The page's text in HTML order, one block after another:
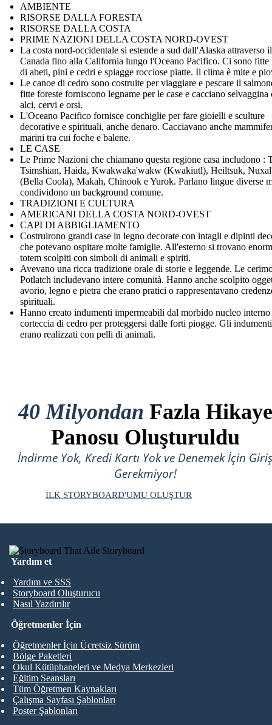
AMBIENTE
RISORSE DALLA FORESTA
RISORSE DALLA COSTA
PRIME NAZIONI DELLA COSTA NORD-OVEST
La costa nord-occidentale si estende a sud dall'Alaska attraverso il
Canada fino alla California lungo l'Oceano Pacifico. Ci sono fitte
di abeti, pini e cedri e spiagge rocciose piatte. Il clima è mite e
Le canoe di cedro sono costruite per viaggiare e pescare il
fitte foreste forniscono legname per le case e cacciano selvaggina
alci, cervi e orsi.
L'Oceano Pacifico fornisce conchiglie per fare gioielli e sculture
decorative e spirituali, anche denaro. Cacciavano anche
marini tra cui foche e balene.
LE CASE
Le Prime Nazioni che chiamano questa regione casa includono :
Tsimshian, Haida, Kwakwaka'wakw (Kwakiutl), Heiltsuk,
(Bella Coola), Makah, Chinook e Yurok. Parlano lingue diverse
condividono un background comune.
TRADIZIONI E CULTURA
AMERICANI DELLA COSTA NORD-OVEST
CAPI DI ABBIGLIAMENTO
Costruirono grandi case in legno decorate con intagli e dipinti
che potevano ospitare molte famiglie. All'esterno si trovano
totem scolpiti con simboli di animali e spiriti.
Avevano una ricca tradizione orale di storie e leggende. Le
Potlatch includevano intere comunità. Hanno anche scolpito
avorio, legno e pietra che erano pratici o rappresentavano
spirituali.
Hanno creato indumenti impermeabili dal morbido nucleo
corteccia di cedro per proteggersi dalle forti piogge. Gli
erano realizzati con pelli di animali.
40 Milyondan Fazla Hikaye
Panosu Oluşturuldu
İndirme Yok, Kredi Kartı Yok ve Denemek İçin Giriş
Gerekmiyor!
İLK STORYBOARD'UMU OLUŞTUR
Yardım et
Yardım ve SSS
Storyboard Oluşturucu
Nasıl Yazdırılır
Öğretmenler İçin
Öğretmenler İçin Ücretsiz Sürüm
Bölge Paketleri
Okul Kütüphaneleri ve Medya Merkezleri
Eğitim Seansları
Tüm Öğretmen Kaynakları
Çalışma Sayfası Şablonları
Poster Şablonları